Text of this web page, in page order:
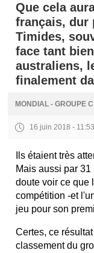
Que cela
français, dur
Timides,
face tant
australiens,
finalement
MONDIAL - GROUPE C
16 juin 2018 - 11:53
Ils étaient très
Mais aussi par
doute voir ce que
compétition -et
jeu pour son
Certes, ce
classement du